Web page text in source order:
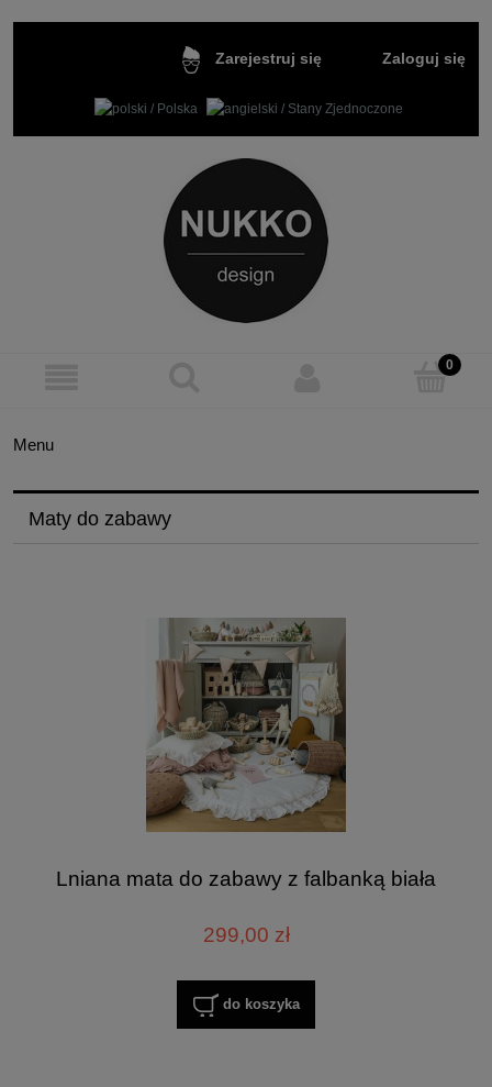
Zarejestruj się Zaloguj się
Menu
Maty do zabawy
Lniana mata do zabawy z falbanką biała
299,00 zł
do koszyka